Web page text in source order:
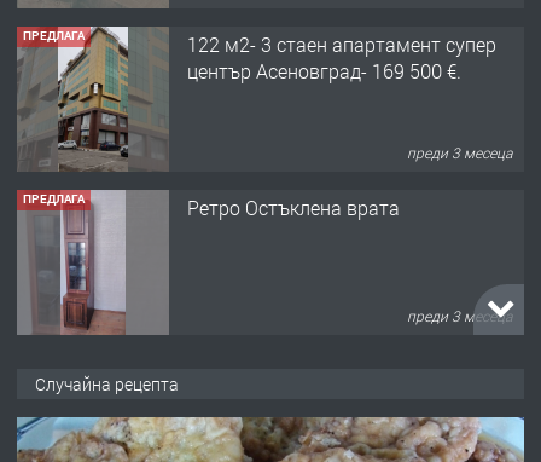
ПРЕДЛАГА
122 м2- 3 стаен апартамент супер
център Асеновград- 169 500 €.
преди 3 месеца
ПРЕДЛАГА Ретро Остъклена врата
преди 3 месеца
Случайна рецепта